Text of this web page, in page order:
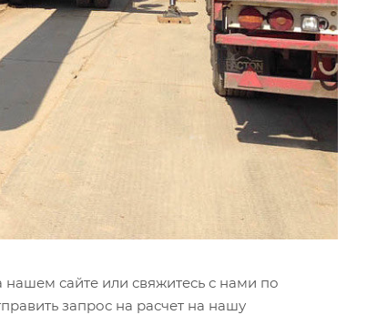
нашем сайте или свяжитесь с нами по
запрос на расчет на нашу